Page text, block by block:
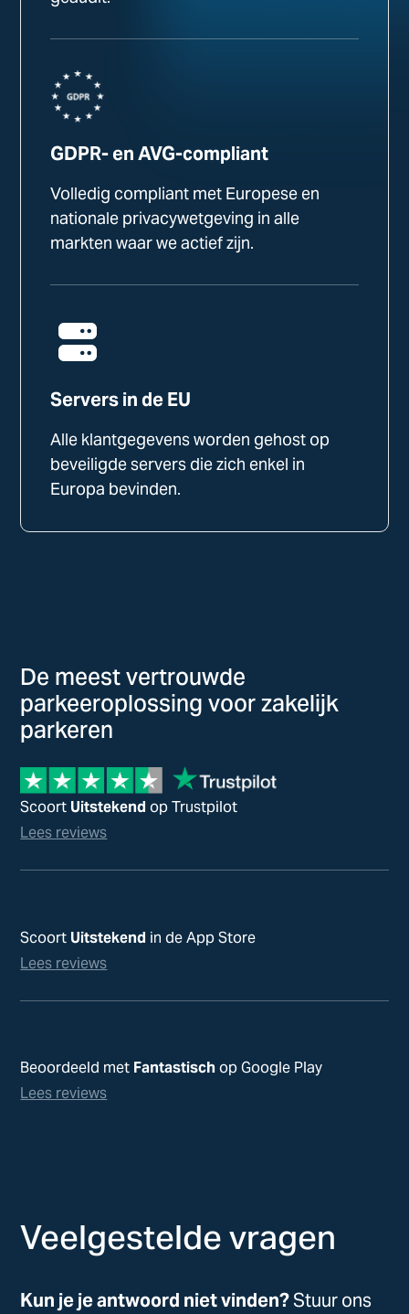
GDPR- en AVG-compliant
Volledig compliant met Europese en
nationale privacywetgeving in alle
markten waar we actief zijn.
Servers in de EU
Alle klantgegevens worden gehost op
beveiligde servers die zich enkel in
Europa bevinden.
De meest vertrouwde
parkeeroplossing voor zakelijk
parkeren
Scoort Uitstekend op Trustpilot
Lees reviews
Scoort Uitstekend in de App Store
Lees reviews
Beoordeeld met Fantastisch op Google Play
Lees reviews
Veelgestelde vragen
Kun je je antwoord niet vinden?Stuur ons